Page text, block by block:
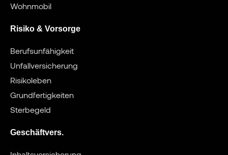
Wohnmobil
Risiko & Vorsorge
Berufsunfähigkeit
Unfallversicherung
Risikoleben
Grundfertigkeiten
Sterbegeld
Geschäftvers.